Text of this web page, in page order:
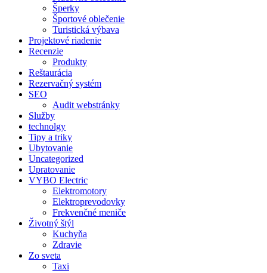
Šperky
Športové oblečenie
Turistická výbava
Projektové riadenie
Recenzie
Produkty
Reštaurácia
Rezervačný systém
SEO
Audit webstránky
Služby
technolgy
Tipy a triky
Ubytovanie
Uncategorized
Upratovanie
VYBO Electric
Elektromotory
Elektroprevodovky
Frekvenčné meniče
Životný štýl
Kuchyňa
Zdravie
Zo sveta
Taxi